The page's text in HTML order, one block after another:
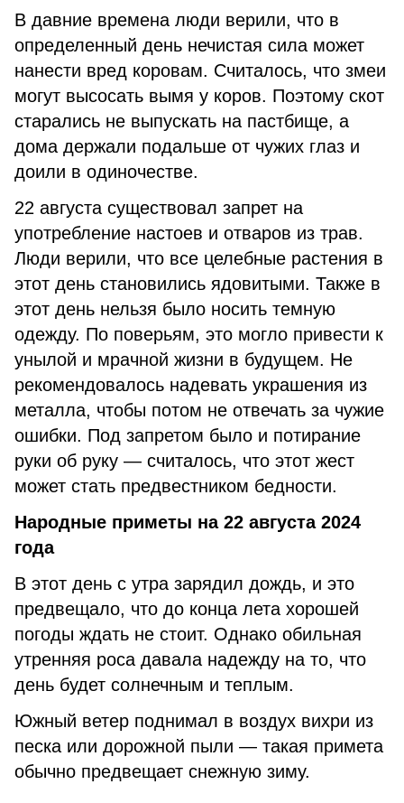
В давние времена люди верили, что в
определенный день нечистая сила может
нанести вред коровам. Считалось, что змеи
могут высосать вымя у коров. Поэтому скот
старались не выпускать на пастбище, а
дома держали подальше от чужих глаз и
доили в одиночестве.
22 августа существовал запрет на
употребление настоев и отваров из трав.
Люди верили, что все целебные растения в
этот день становились ядовитыми. Также в
этот день нельзя было носить темную
одежду. По поверьям, это могло привести к
унылой и мрачной жизни в будущем. Не
рекомендовалось надевать украшения из
металла, чтобы потом не отвечать за чужие
ошибки. Под запретом было и потирание
руки об руку — считалось, что этот жест
может стать предвестником бедности.
Народные приметы на 22 августа 2024
года
В этот день с утра зарядил дождь, и это
предвещало, что до конца лета хорошей
погоды ждать не стоит. Однако обильная
утренняя роса давала надежду на то, что
день будет солнечным и теплым.
Южный ветер поднимал в воздух вихри из
песка или дорожной пыли — такая примета
обычно предвещает снежную зиму.